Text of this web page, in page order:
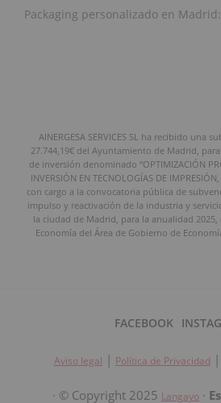
Packaging personalizado en Madrid:
AINERGESA SERVICES SL ha recibido una
27.744,19€ del Ayuntamiento de Madrid,
de inversión denominado “OPTIMIZACIÓN
INVERSIÓN EN TECNOLOGÍAS DE
con cargo a la convocatoria pública de
impulso y reactivación de la industria y
la ciudad de Madrid, para la anualidad 2025,
Economía del Área de Gobierno de
FACEBOOK
Aviso legal | Política de Privacidad |
· © Copyright 2025 Langayo ·